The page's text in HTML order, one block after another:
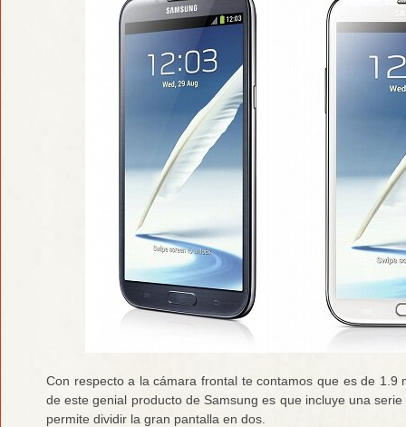
Con respecto a la cámara frontal te contamos que es de 1.9
de este genial producto de Samsung es que incluye una
permite dividir la gran pantalla en dos.